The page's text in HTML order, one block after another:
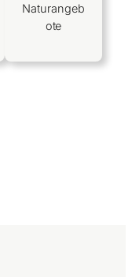
Naturangeb
ote